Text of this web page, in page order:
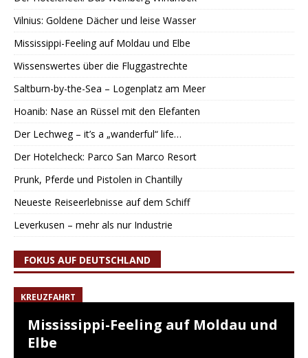
Vilnius: Goldene Dächer und leise Wasser
Mississippi-Feeling auf Moldau und Elbe
Wissenswertes über die Fluggastrechte
Saltburn-by-the-Sea – Logenplatz am Meer
Hoanib: Nase an Rüssel mit den Elefanten
Der Lechweg – it’s a „wanderful“ life…
Der Hotelcheck: Parco San Marco Resort
Prunk, Pferde und Pistolen in Chantilly
Neueste Reiseerlebnisse auf dem Schiff
Leverkusen – mehr als nur Industrie
FOKUS AUF DEUTSCHLAND
KREUZFAHRT
Mississippi-Feeling auf Moldau und
Elbe